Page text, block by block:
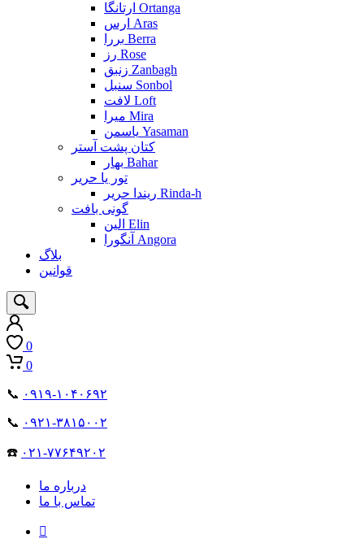
ارتانگا Ortanga
ارس Aras
بررا Berra
رز Rose
زنبق Zanbagh
سنبل Sonbol
لافت Loft
میرا Mira
یاسمن Yasaman
کتان پشت آستر
بهار Bahar
تور یا حریر
ریندا حریر Rinda-h
گونی بافت
الین Elin
آنگورا Angora
بلاگ
قوانین
0
0
📞 ۰۹۱۹-۱۰۴۰۶۹۲
📞 ۰۹۲۱-۳۸۱۵۰۰۲
☎️ ۰۲۱-۷۷۶۴۹۲۰۲
درباره ما
تماس با ما